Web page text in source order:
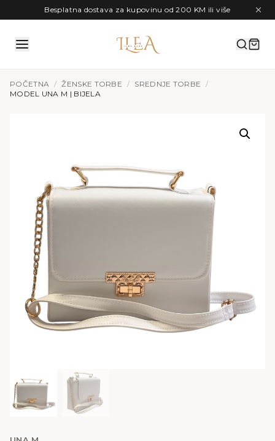
Preskoči na sadržajBesplatna dostava za kupovinu od 200 KM ili više
POČETNA / ŽENSKE TORBE / SREDNJE TORBE
/
MODEL UNA M | BIJELA